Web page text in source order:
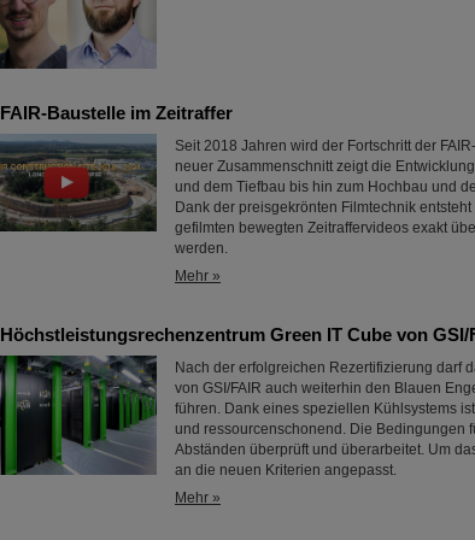
FAIR-Baustelle im Zeitraffer
Seit 2018 Jahren wird der Fortschritt der
neuer Zusammenschnitt zeigt die
und dem Tiefbau bis hin zum Hochbau und
Dank der preisgekrönten Filmtechnik
gefilmten bewegten Zeitraffervideos exakt
werden.
Mehr »
Höchstleistungsrechenzentrum Green IT Cube von
Nach der erfolgreichen Rezertifizierung darf
von GSI/FAIR auch weiterhin den Blauen
führen. Dank eines speziellen Kühlsystems
und ressourcenschonend. Die Bedingungen
Abständen überprüft und überarbeitet. Um
an die neuen Kriterien angepasst.
Mehr »